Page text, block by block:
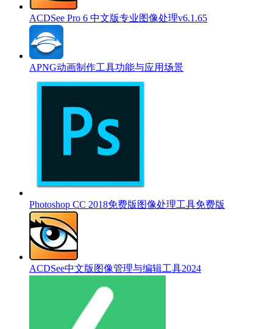
ACDSee Pro 6 中文版专业图像处理v6.1.65
APNG动画制作工具功能与应用场景
Photoshop CC 2018免费版图像处理工具免费版
ACDSee中文版图像管理与编辑工具2024